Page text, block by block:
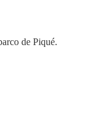
de Piqué.